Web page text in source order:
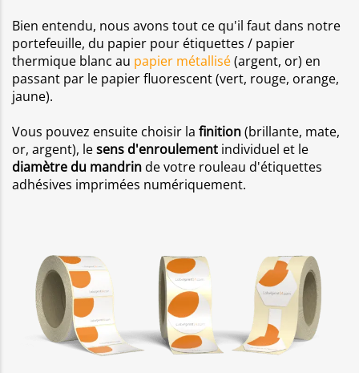
Bien entendu, nous avons tout ce qu'il faut dans notre
portefeuille, du papier pour étiquettes / papier
thermique blanc au papier métallisé(argent, or) en
passant par le papier fluorescent (vert, rouge, orange,
jaune).
Vous pouvez ensuite choisir la finition(brillante, mate,
or, argent), lesens d'enroulement individuel et le
diamètre du mandrinde votre rouleau d'étiquettes
adhésives imprimées numériquement.